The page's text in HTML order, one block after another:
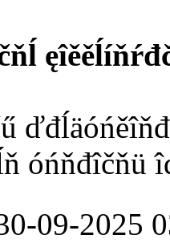
óńňđîčňü
09-2025